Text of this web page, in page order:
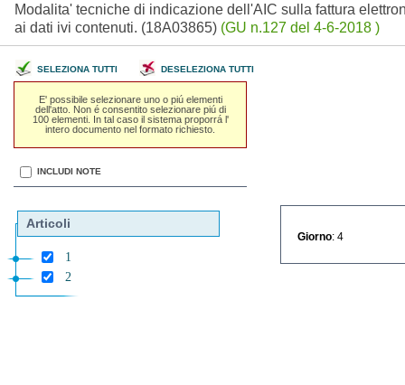
Modalita' tecniche di indicazione dell'AIC sulla fattura
ai dati ivi contenuti. (18A03865) (GU n.127 del 4-6-2018 )
SELEZIONA TUTTI DESELEZIONA TUTTI
E' possibile selezionare uno o piú elementi
dell'atto. Non é consentito selezionare piú di
100 elementi. In tal caso il sistema proporrá l'
intero documento nel formato richiesto.
INCLUDI NOTE
Articoli
1
2
Giorno : 4